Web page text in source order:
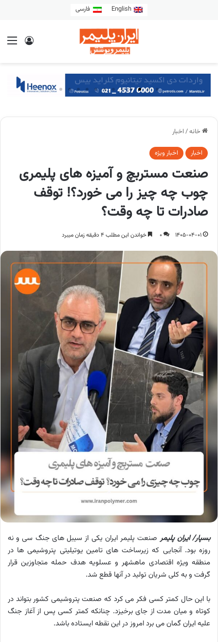
English فارسی
خانه/ اخبار
اخبار اخبار ویژه
صنعت مستربچ و آمیزه های پلیمری
چوب چه چیز را می خورد؟! توقف
صادرات تا چه وقت؟
1405-04-01
0 خواندن این مطلب 4 دقیقه زمان میبرد
بسپار/ ایران پلیمرصنعت پلیمر ایران یکی از سیبل های جنگ سی و نه
روزه بود. آنجایی که زیرساخت های تامین یوتیلیتی پتروشیمی ها در
منطقه ویژه اقتصادی ماهشهر و عسلویه هدف حمله متجاوزین قرار
گرفت و به کلی شریان تولید در آنها قطع شد.
با این حال کمتر کسی فکر می کرد که صنعت پتروشیمی کشور بتواند در
کوتاه و میان مدت از جای برخیزد. چنانکه کمتر کسی پس از آغاز جنگ
علیه ایران گمان می برد امروز در این نقطه ایستاده باشد.